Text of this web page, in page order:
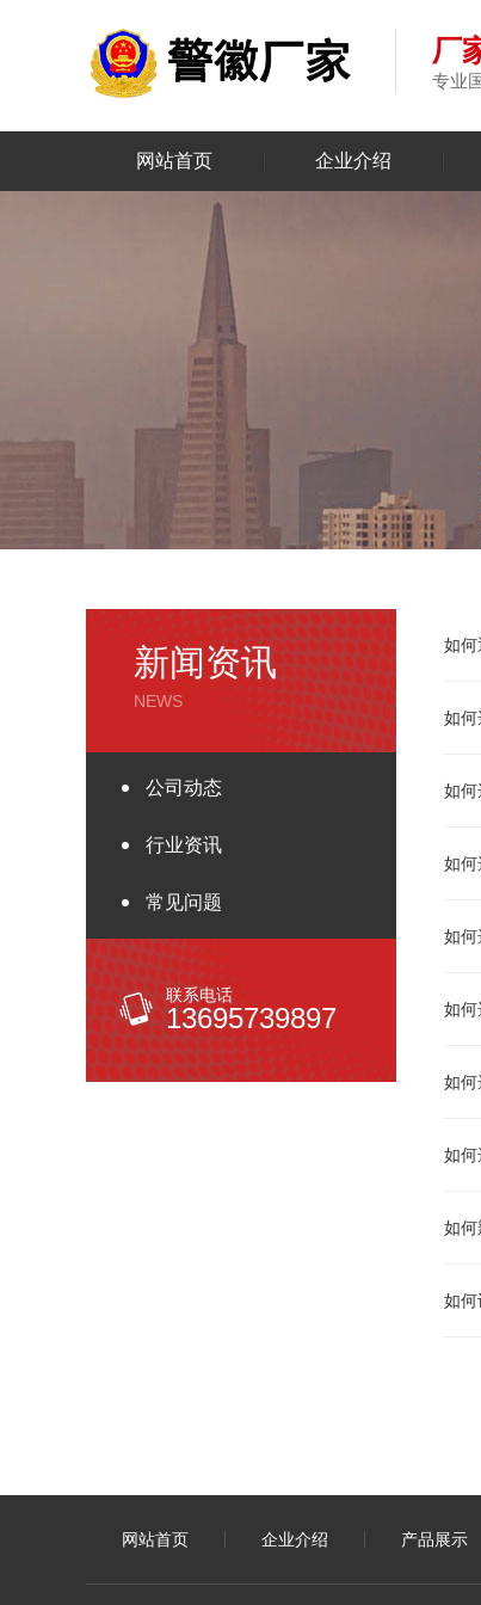
厂
专业
网站首页 企业介绍
新闻资讯
NEWS
公司动态
行业资讯
常见问题
联系电话
13695739897
如何
如何
如何
如何
如何
如何
如何
如何
如何
如何
网站首页 企业介绍 产品展示